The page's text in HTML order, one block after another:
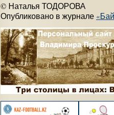
© Наталья ТОДОРОВА
Опубликовано в журнале